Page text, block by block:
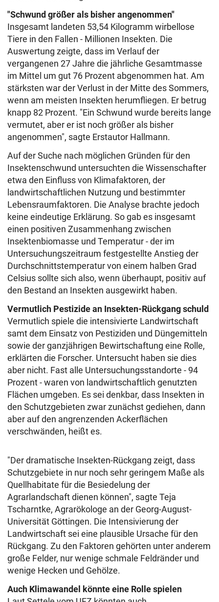
"Schwund größer als bisher angenommen"
Insgesamt landeten 53,54 Kilogramm wirbellose
Tiere in den Fallen - Millionen Insekten. Die
Auswertung zeigte, dass im Verlauf der
vergangenen 27 Jahre die jährliche Gesamtmasse
im Mittel um gut 76 Prozent abgenommen hat. Am
stärksten war der Verlust in der Mitte des Sommers,
wenn am meisten Insekten herumfliegen. Er betrug
knapp 82 Prozent. "Ein Schwund wurde bereits lange
vermutet, aber er ist noch größer als bisher
angenommen", sagte Erstautor Hallmann.
Auf der Suche nach möglichen Gründen für den
Insektenschwund untersuchten die Wissenschafter
etwa den Einfluss von Klimafaktoren, der
landwirtschaftlichen Nutzung und bestimmter
Lebensraumfaktoren. Die Analyse brachte jedoch
keine eindeutige Erklärung. So gab es insgesamt
einen positiven Zusammenhang zwischen
Insektenbiomasse und Temperatur - der im
Untersuchungszeitraum festgestellte Anstieg der
Durchschnittstemperatur von einem halben Grad
Celsius sollte sich also, wenn überhaupt, positiv auf
den Bestand an Insekten ausgewirkt haben.
Vermutlich Pestizide an Insekten-Rückgang schuld
Vermutlich spiele die intensivierte Landwirtschaft
samt dem Einsatz von Pestiziden und Düngemitteln
sowie der ganzjährigen Bewirtschaftung eine Rolle,
erklärten die Forscher. Untersucht haben sie dies
aber nicht. Fast alle Untersuchungsstandorte - 94
Prozent - waren von landwirtschaftlich genutzten
Flächen umgeben. Es sei denkbar, dass Insekten in
den Schutzgebieten zwar zunächst gediehen, dann
aber auf den angrenzenden Ackerflächen
verschwänden, heißt es.
"Der dramatische Insekten-Rückgang zeigt, dass
Schutzgebiete in nur noch sehr geringem Maße als
Quellhabitate für die Besiedelung der
Agrarlandschaft dienen können", sagte Teja
Tscharntke, Agrarökologe an der Georg-August-
Universität Göttingen. Die Intensivierung der
Landwirtschaft sei eine plausible Ursache für den
Rückgang. Zu den Faktoren gehörten unter anderem
große Felder, nur wenige schmale Feldränder und
wenige Hecken und Gehölze.
Auch Klimawandel könnte eine Rolle spielen